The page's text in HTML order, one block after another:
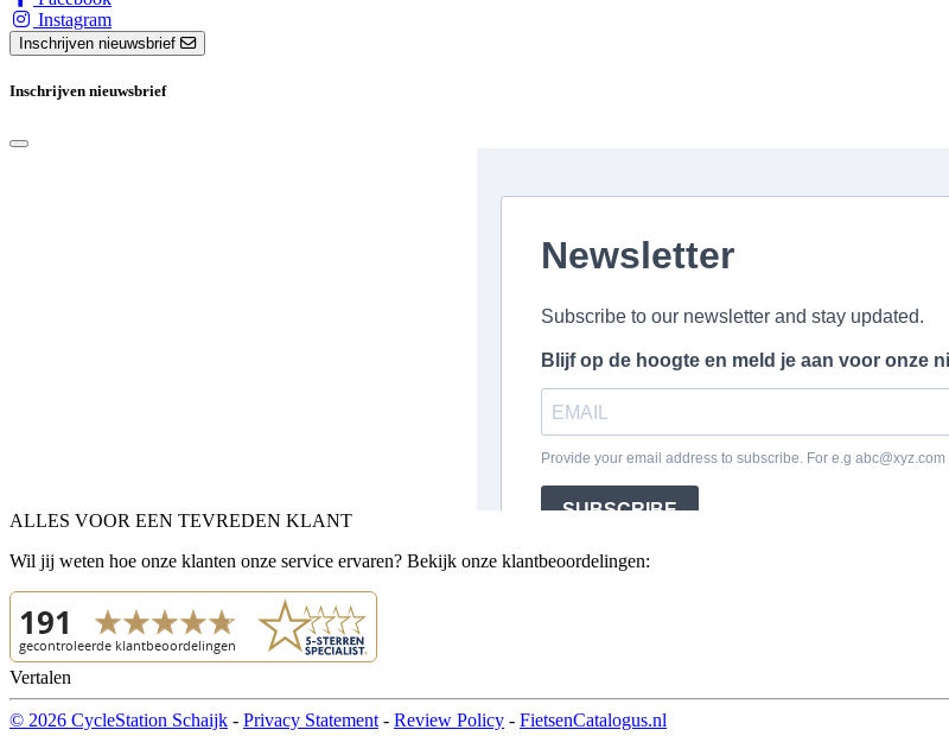
Instagram
Inschrijven nieuwsbrief
Inschrijven nieuwsbrief
ALLES VOOR EEN TEVREDEN KLANT
Wil jij weten hoe onze klanten onze service ervaren? Bekijk onze klantbeoordelingen:
Vertalen
© 2026 CycleStation Schaijk - Privacy Statement - Review Policy - FietsenCatalogus.nl